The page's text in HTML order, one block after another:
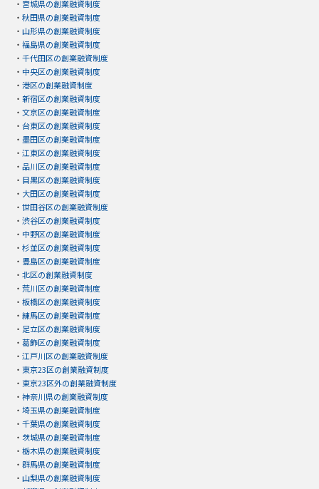
・ 宮城県の創業融資制度
・ 秋田県の創業融資制度
・ 山形県の創業融資制度
・ 福島県の創業融資制度
・ 千代田区の創業融資制度
・ 中央区の創業融資制度
・ 港区の創業融資制度
・ 新宿区の創業融資制度
・ 文京区の創業融資制度
・ 台東区の創業融資制度
・ 墨田区の創業融資制度
・ 江東区の創業融資制度
・ 品川区の創業融資制度
・ 目黒区の創業融資制度
・ 大田区の創業融資制度
・ 世田谷区の創業融資制度
・ 渋谷区の創業融資制度
・ 中野区の創業融資制度
・ 杉並区の創業融資制度
・ 豊島区の創業融資制度
・ 北区の創業融資制度
・ 荒川区の創業融資制度
・ 板橋区の創業融資制度
・ 練馬区の創業融資制度
・ 足立区の創業融資制度
・ 葛飾区の創業融資制度
・ 江戸川区の創業融資制度
・ 東京23区の創業融資制度
・ 東京23区外の創業融資制度
・ 神奈川県の創業融資制度
・ 埼玉県の創業融資制度
・ 千葉県の創業融資制度
・ 茨城県の創業融資制度
・ 栃木県の創業融資制度
・ 群馬県の創業融資制度
・ 山梨県の創業融資制度